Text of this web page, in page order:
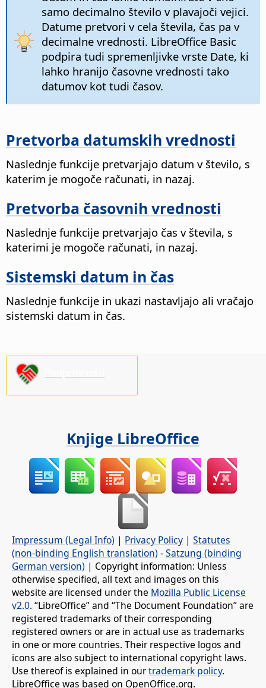
samo decimalno število v plavajoči vejici.
Datume pretvori v cela števila, čas pa v
decimalne vrednosti. LibreOfficeBasic
podpira tudi spremenljivke vrste Date, ki
lahko hranijo časovne vrednosti tako
datumov kot tudi časov.
Pretvorba datumskih vrednosti
Naslednje funkcije pretvarjajo datum v število, s
katerim je mogoče računati, in nazaj.
Pretvorba časovnih vrednosti
Naslednje funkcije pretvarjajo čas v števila, s
katerimi je mogoče računati, in nazaj.
Sistemski datum in čas
Naslednje funkcije in ukazi nastavljajo ali vračajo
sistemski datum in čas.
Knjige LibreOffice
Impressum (Legal Info) | Privacy Policy | Statutes
(non-binding English translation) -Satzung (binding
German version) | Copyright information: Unless
otherwise specified, all text and images on this
website are licensed under the Mozilla Public License
v2.0. “LibreOffice” and “The Document Foundation” are
registered trademarks of their corresponding
registered owners or are in actual use as trademarks
in one or more countries. Their respective logos and
icons are also subject to international copyright laws.
Use thereof is explained in ourtrademark policy.
LibreOffice was based on OpenOffice.org.